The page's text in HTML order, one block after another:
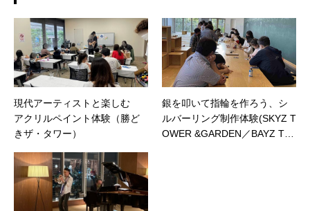
現代アーティストと楽しむ
アクリルペイント体験（勝ど
きザ・タワー）
銀を叩いて指輪を作ろう、シ
ルバーリング制作体験(SKYZ T
OWER &GARDEN／BAYZ TO